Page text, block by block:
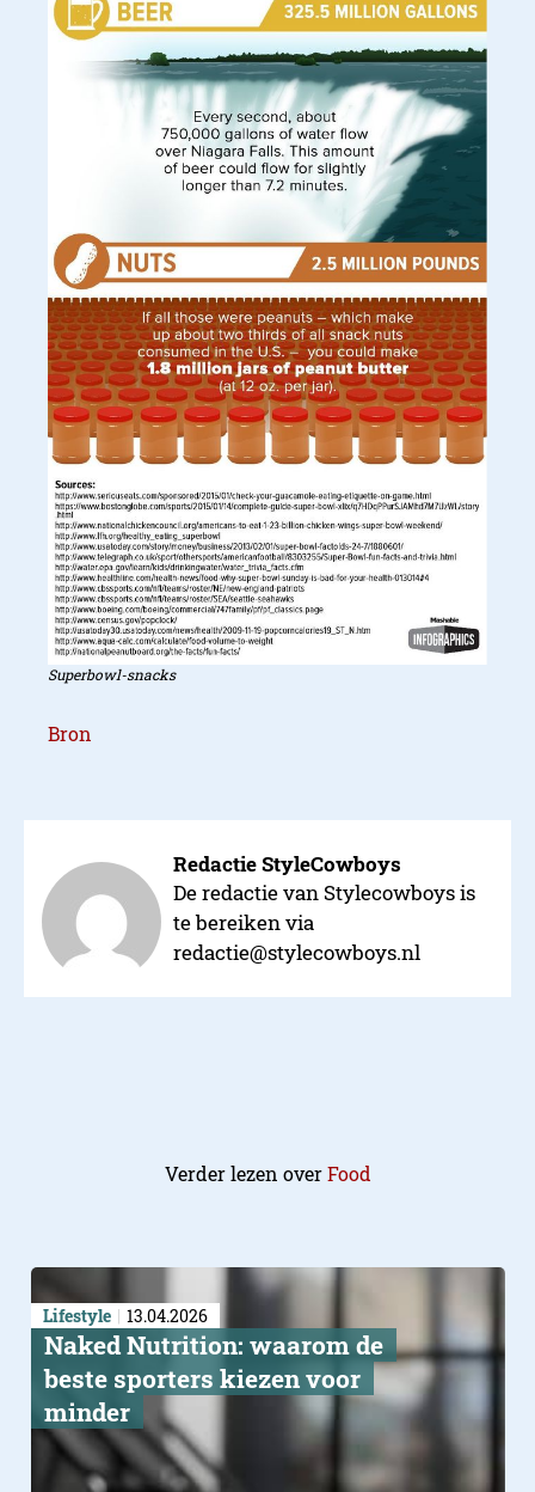
Superbowl-snacks
Bron
Redactie StyleCowboys
De redactie van Stylecowboys is
te bereiken via
redactie@stylecowboys.nl
Verder lezen overFood
Lifestyle 13.04.2026
Naked Nutrition: waarom de
beste sporters kiezen voor
minder